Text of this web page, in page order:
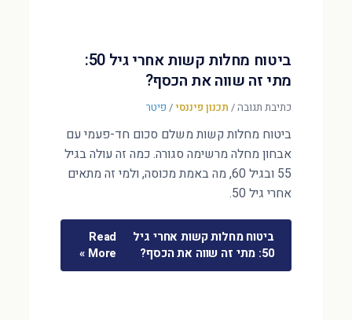
ביטוח מחלות קשות אחרי גיל 50:
מתי זה שווה את הכסף?
כתיבת תגובה/ תכנון פיננסי/ פיטר
ביטוח מחלות קשות משלם סכום חד-פעמי עם
אבחון מחלה מרשימה סגורה. כמה זה עולה בגיל
55 ובגיל 60, מה באמת מכוסה, ולמי זה מתאים
אחרי גיל 50.
ביטוח מחלות קשות אחרי גיל
50: מתי זה שווה את הכסף?
Read
More »